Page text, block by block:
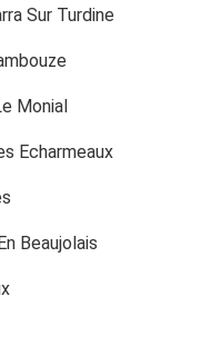
Sur Turdine
Monial
Echarmeaux
Beaujolais